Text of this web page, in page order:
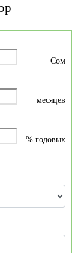
Сом
месяцев
% годовых